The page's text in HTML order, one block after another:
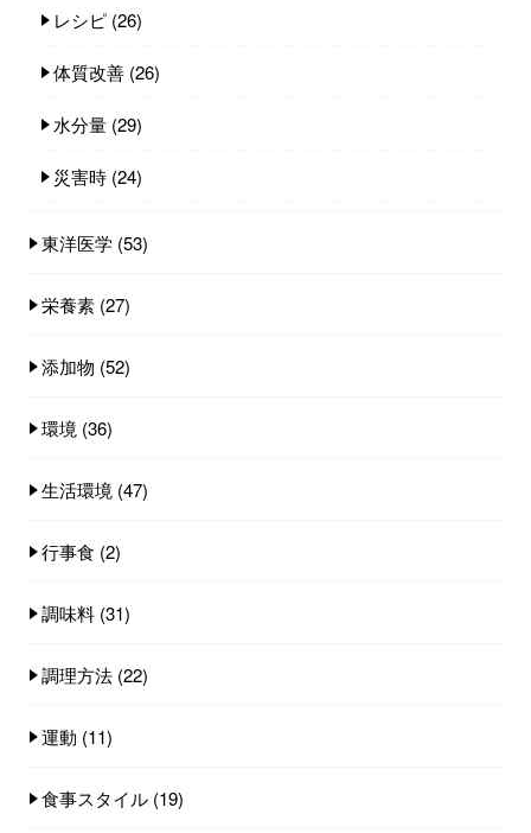
レシピ (26)
体質改善 (26)
水分量 (29)
災害時 (24)
東洋医学 (53)
栄養素 (27)
添加物 (52)
環境 (36)
生活環境 (47)
行事食 (2)
調味料 (31)
調理方法 (22)
運動 (11)
食事スタイル (19)